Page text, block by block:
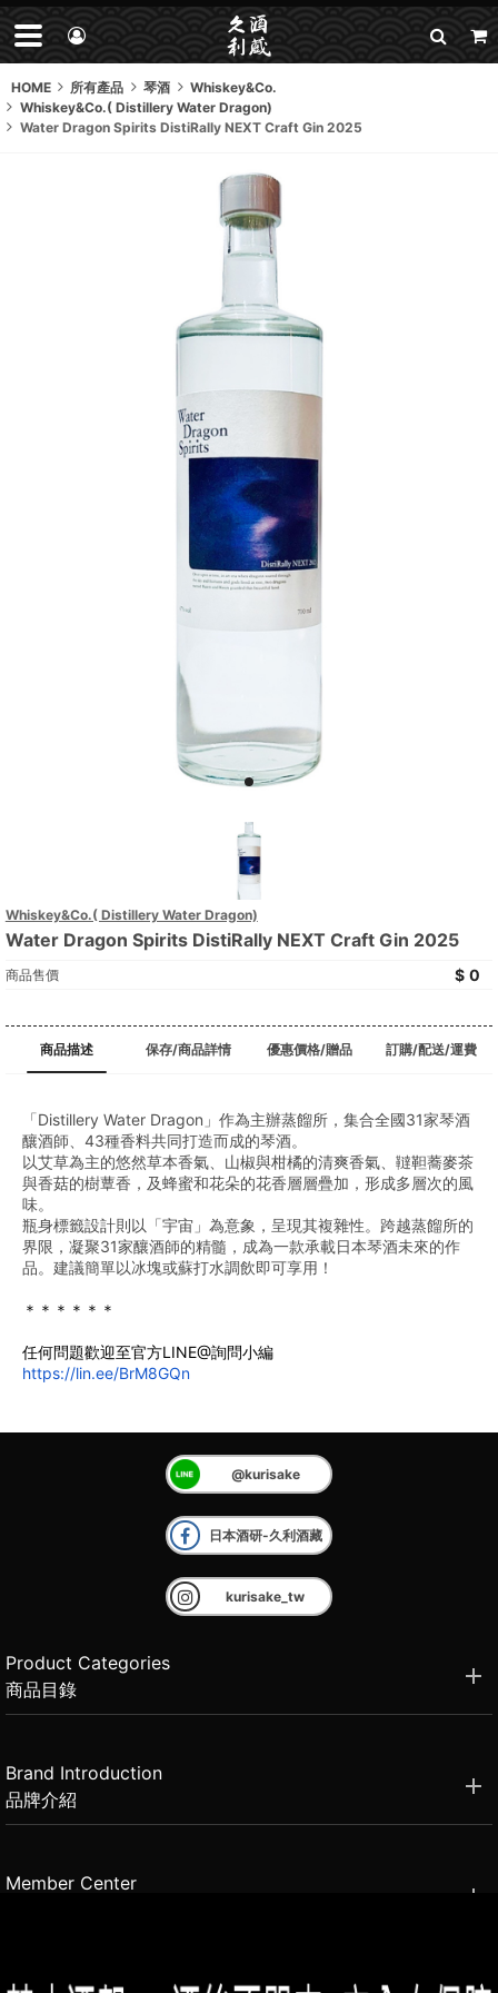
HOME 所有產品 琴酒
Whiskey&Co.
Whiskey&Co.( Distillery Water Dragon)
Water Dragon Spirits DistiRally NEXT Craft Gin 2025
Whiskey&Co.( Distillery Water Dragon)
Water Dragon Spirits DistiRally NEXT Craft Gin 2025
商品售價 0
商品描述 保存/商品詳情 優惠價格/贈品 訂購/配送/運費
「Distillery Water Dragon」作為主辦蒸餾所，集合全國31家琴酒
釀酒師、43種香料共同打造而成的琴酒。
以艾草為主的悠然草本香氣、山椒與柑橘的清爽香氣、韃靼蕎麥茶
與香菇的樹蕈香，及蜂蜜和花朵的花香層層疊加，形成多層次的風
味。
瓶身標籤設計則以「宇宙」為意象，呈現其複雜性。跨越蒸餾所的
界限，凝聚31家釀酒師的精髓，成為一款承載日本琴酒未來的作
品。建議簡單以冰塊或蘇打水調飲即可享用！
＊＊＊＊＊＊
任何問題歡迎至官方LINE@詢問小編
https://lin.ee/BrM8GQn
@kurisake
日本酒研-久利酒藏
kurisake_tw
Product Categories
商品目錄
Brand Introduction
品牌介紹
Member Center